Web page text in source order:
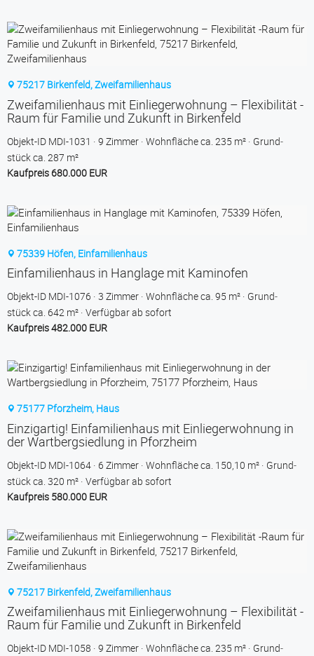
75217 Birkenfeld, Zweifamilienhaus
Zweifamilienhaus mit Einliegerwohnung – Flexibilität -
Raum für Familie und Zukunft in Birkenfeld
Objekt-ID MDI-1031 9 Zimmer Wohnfläche ca. 235 m²
Grund­
stück ca. 287 m²
Kaufpreis 680.000 EUR
75339 Höfen, Einfamilienhaus
Einfamilienhaus in Hanglage mit Kaminofen
Objekt-ID MDI-1076 3 Zimmer Wohnfläche ca. 95 m²
Grund­
stück ca. 642 m² Verfügbar ab sofort
Kaufpreis 482.000 EUR
75177 Pforzheim, Haus
Einzigartig! Einfamilienhaus mit Einliegerwohnung in
der Wartbergsiedlung in Pforzheim
Objekt-ID MDI-1064 6 Zimmer Wohnfläche ca. 150,10 m²
Grund­
stück ca. 320 m² Verfügbar ab sofort
Kaufpreis 580.000 EUR
75217 Birkenfeld, Zweifamilienhaus
Zweifamilienhaus mit Einliegerwohnung – Flexibilität -
Raum für Familie und Zukunft in Birkenfeld
Objekt-ID MDI-1058 9 Zimmer Wohnfläche ca. 235 m² Grund­